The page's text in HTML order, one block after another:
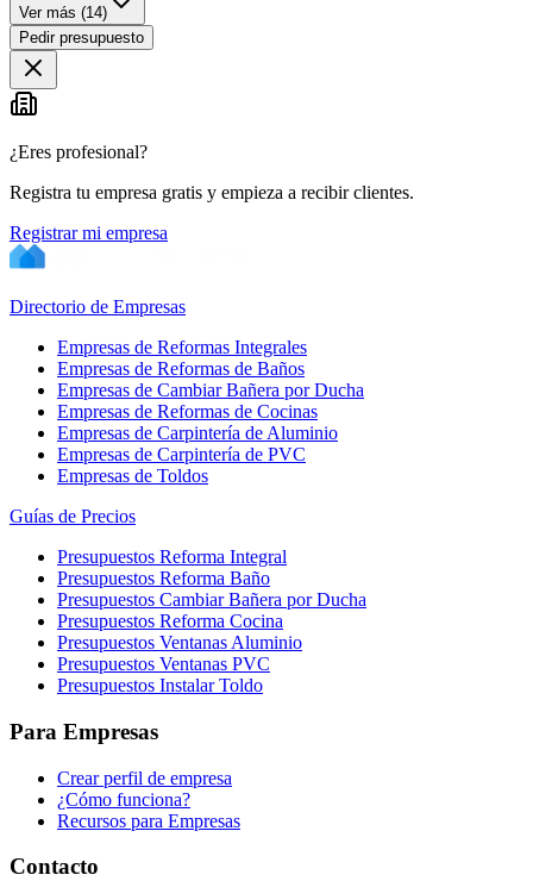
Ver más (14)
Pedir presupuesto
¿Eres profesional?
Registra tu empresa gratis y empieza a recibir clientes.
Registrar mi empresa
Directorio de Empresas
Empresas de Reformas Integrales
Empresas de Reformas de Baños
Empresas de Cambiar Bañera por Ducha
Empresas de Reformas de Cocinas
Empresas de Carpintería de Aluminio
Empresas de Carpintería de PVC
Empresas de Toldos
Guías de Precios
Presupuestos Reforma Integral
Presupuestos Reforma Baño
Presupuestos Cambiar Bañera por Ducha
Presupuestos Reforma Cocina
Presupuestos Ventanas Aluminio
Presupuestos Ventanas PVC
Presupuestos Instalar Toldo
Para Empresas
Crear perfil de empresa
¿Cómo funciona?
Recursos para Empresas
Contacto